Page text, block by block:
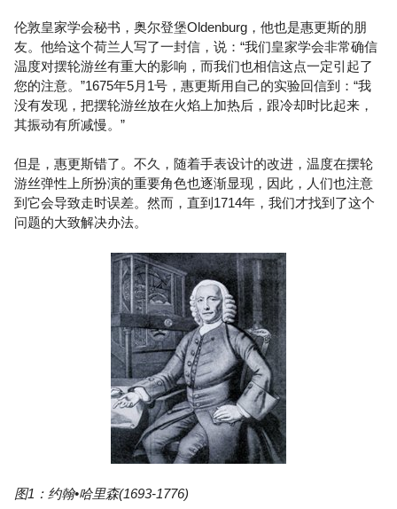
伦敦皇家学会秘书，奥尔登堡Oldenburg，他也是惠更斯的朋
友。他给这个荷兰人写了一封信，说：“我们皇家学会非常确信
温度对摆轮游丝有重大的影响，而我们也相信这点一定引起了
您的注意。”1675年5月1号，惠更斯用自己的实验回信到：“我
没有发现，把摆轮游丝放在火焰上加热后，跟冷却时比起来，
其振动有所减慢。”
但是，惠更斯错了。不久，随着手表设计的改进，温度在摆轮
游丝弹性上所扮演的重要角色也逐渐显现，因此，人们也注意
到它会导致走时误差。然而，直到1714年，我们才找到了这个
问题的大致解决办法。
图1：约翰•哈里森(1693-1776)